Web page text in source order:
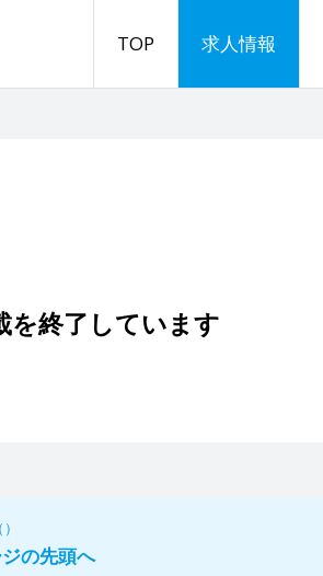
TOP 求人情報
を終了しています
の先頭へ